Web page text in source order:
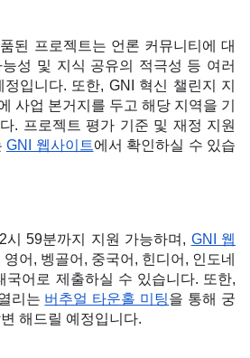
된 프로젝트는 언론 커뮤니티에 대
성 및 지식 공유의 적극성 등 여러
입니다. 또한, GNI 혁신 챌린지 지
사업 본거지를 두고 해당 지역을 기
. 프로젝트 평가 기준 및 재정 지원
GNI 웹사이트에서 확인하실 수 있습
시 59분까지 지원 가능하며, GNI 웹
어, 벵골어, 중국어, 힌디어, 인도네
국어로 제출하실 수 있습니다. 또한,
리는 버추얼 타운홀 미팅을 통해 궁
해드릴 예정입니다.